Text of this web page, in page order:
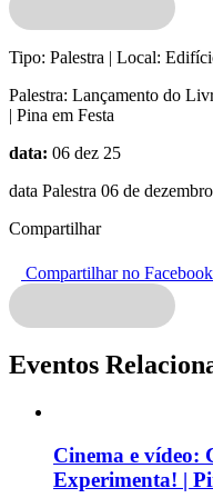
Tipo: Palestra | Local:
Palestra: Lançamento do
| Pina em Festa
data: 06 dez 25
data Palestra 06 de
Compartilhar
Compartilhar no Facebook
Eventos
Cinema e vídeo:
Experimenta! |